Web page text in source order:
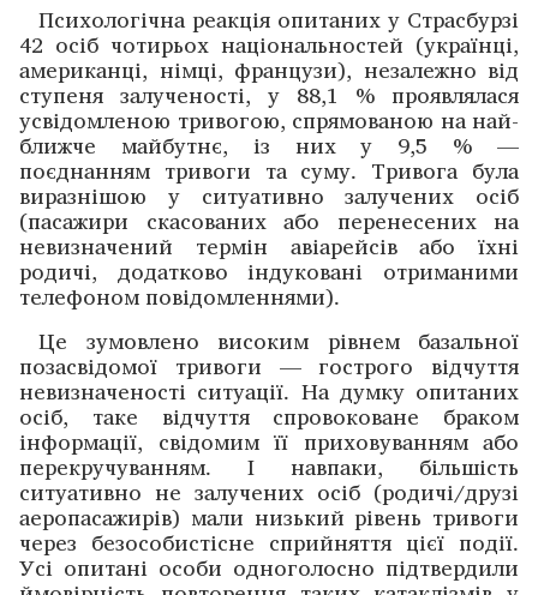
Психологічна реакція опитаних у Страсбурзі
42 осіб ­чотирьох національностей (українці,
американці, німці, французи), незалежно від
ступеня залученості, у 88,1 % ­проявлялася
усвідомленою тривогою, спрямованою на ­най­
ближче майбутнє, із них у 9,5 % —
поєднанням ­тривоги та суму. Тривога була
виразнішою у ситуативно залучених осіб
(пасажири скасованих або перенесених на
невизначений термін авіарейсів або їхні
родичі, додатково індуковані отриманими
телефоном ­повідомленнями).
Це ­зумовлено високим рівнем базальної
позасвідомої тривоги — гострого відчуття
невизначеності ситуації. На думку опитаних
осіб, таке відчуття спровоковане браком
інфор­мації, свідомим її приховуванням або
перекручуванням. І навпаки, більшість
ситуативно не залучених осіб (родичі/друзі
аеропасажирів) мали низький рівень тривоги
через безособистісне сприйняття цієї події.
Усі опитані особи одноголосно підтвердили